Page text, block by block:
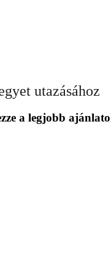
utazásához
a legjobb